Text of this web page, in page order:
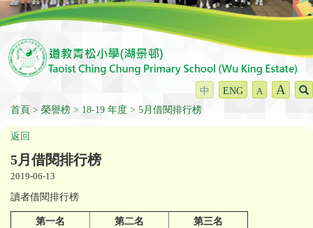
中 ENG A A
首頁 榮譽榜 18-19 年度 5月借閱排行榜
返回
5月借閱排行榜
2019-06-13
讀者借閱排行榜
第一名 第二名 第三名